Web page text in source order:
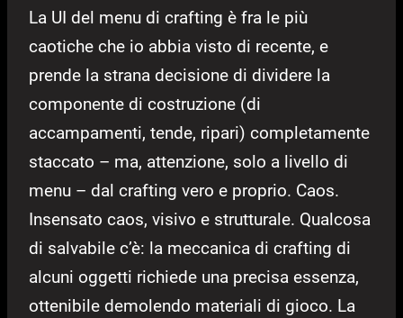
La UI del menu di crafting è fra le più
caotiche che io abbia visto di recente, e
prende la strana decisione di dividere la
componente di costruzione (di
accampamenti, tende, ripari) completamente
staccato – ma, attenzione, solo a livello di
menu – dal crafting vero e proprio. Caos.
Insensato caos, visivo e strutturale. Qualcosa
di salvabile c’è: la meccanica di crafting di
alcuni oggetti richiede una precisa essenza,
ottenibile demolendo materiali di gioco. La